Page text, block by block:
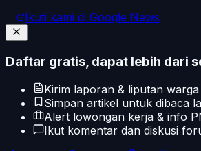
Ikuti kami di Google News
Daftar gratis, dapat lebih dari
Kirim laporan & liputan
Simpan artikel untuk dibaca
Alert lowongan kerja & info
Ikut komentar dan diskusi